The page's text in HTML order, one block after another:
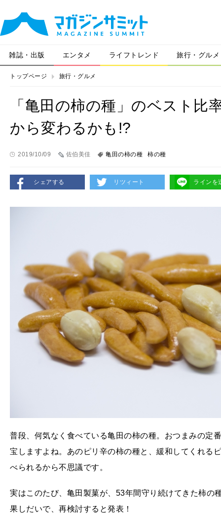
雑誌・出版 エンタメ ライフトレンド 旅行・グルメ
トップページ 旅行・グルメ
「亀田の柿の種」のベスト比
から変わるかも!?
2019/10/09 佐伯美佳 亀田の柿の種 柿の種
シェアする リツィート ラインを
普段、何気なく食べている亀田の柿の種。おつまみの定
宝しますよね。あのピリ辛の柿の種と、緩和してくれる
べられるから不思議です。
実はこのたび、亀田製菓が、53年間守り続けてきた柿の
果しだいで、再検討すると発表！